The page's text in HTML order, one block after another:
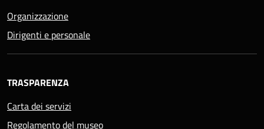
Organizzazione
Dirigenti e personale
TRASPARENZA
Carta dei servizi
Regolamento del museo